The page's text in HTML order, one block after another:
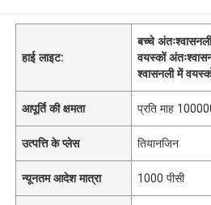
हाई लाइट:
बच्चे
वयस्कों
श्वासनली में
आपूर्ति की क्षमता प्रति माह
उत्पत्ति के प्लेस तियानजिन
न्यूनतम आदेश मात्रा 1000 पीसी